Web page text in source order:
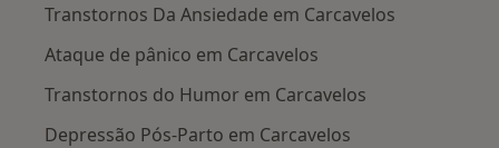
Transtornos Da Ansiedade em Carcavelos
Ataque de pânico em Carcavelos
Transtornos do Humor em Carcavelos
Depressão Pós-Parto em Carcavelos